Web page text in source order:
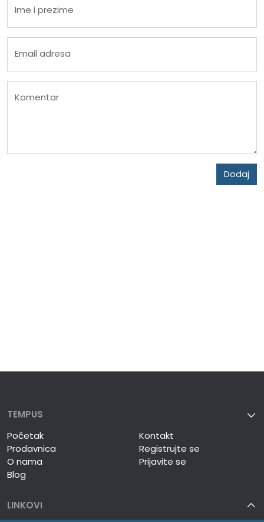
Ime i prezime
Email adresa
Komentar
Dodaj
TEMPUS
Početak
Prodavnica
O nama
Blog
Kontakt
Registrujte se
Prijavite se
LINKOVI